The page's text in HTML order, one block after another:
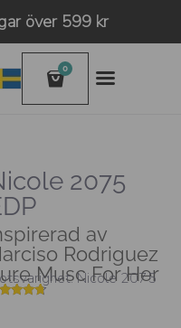
över 599 kr
0
2075
av
Rodriguez
Musc For Her
Nicole 2075